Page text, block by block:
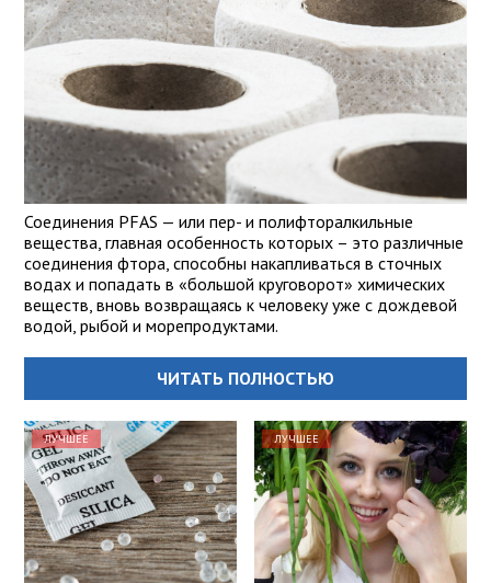
Соединения PFAS — или пер- и полифторалкильные
вещества, главная особенность которых – это различные
соединения фтора, способны накапливаться в сточных
водах и попадать в «большой круговорот» химических
веществ, вновь возвращаясь к человеку уже с дождевой
водой, рыбой и морепродуктами.
ЧИТАТЬ ПОЛНОСТЬЮ
ЛУЧШЕЕ ЛУЧШЕЕ